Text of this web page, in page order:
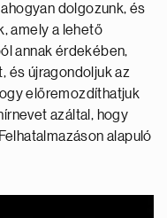
dolgozunk, és
amely a lehető
annak érdekében,
és újragondoljuk az
előremozdíthatjuk
azáltal, hogy
alapuló